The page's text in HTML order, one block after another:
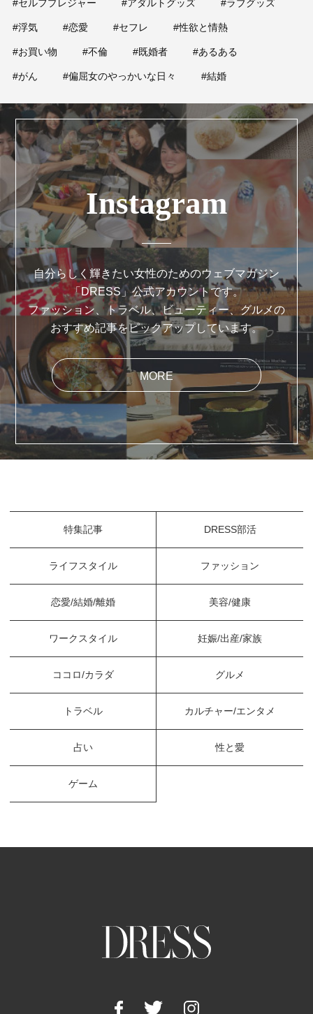
#セルフプレジャー #アダルトグッズ #ラブグッズ
#浮気 #恋愛 #セフレ #性欲と情熱
#お買い物 #不倫 #既婚者 #あるある
#がん #偏屈女のやっかいな日々 #結婚
Instagram
自分らしく輝きたい女性のためのウェブマガジン
「DRESS」公式アカウントです。
ファッション、トラベル、ビューティー、グルメの
おすすめ記事をピックアップしています。
MORE
特集記事 DRESS部活
ライフスタイル ファッション
恋愛/結婚/離婚 美容/健康
ワークスタイル 妊娠/出産/家族
ココロ/カラダ グルメ
トラベル カルチャー/エンタメ
占い 性と愛
ゲーム